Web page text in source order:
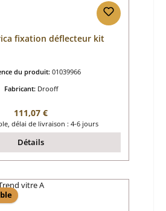
fixation déflecteur kit
du produit: 01039966
Fabricant: Drooff
Prix régulier :
111,07 €
délai de livraison : 4-6 jours
Détails